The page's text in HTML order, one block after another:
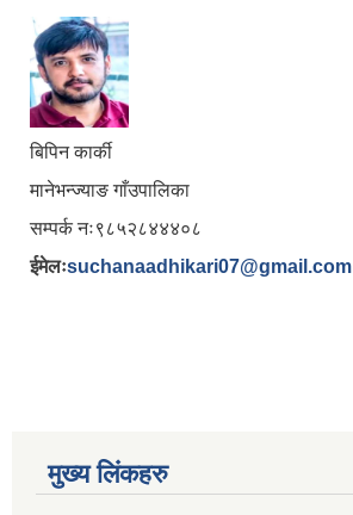
बिपिन कार्की
मानेभन्ज्याङ गाँउपालिका
सम्पर्क नः९८५२८४४४०८
ईमेलःsuchanaadhikari07@gmail.com
मुख्य लिंकहरु